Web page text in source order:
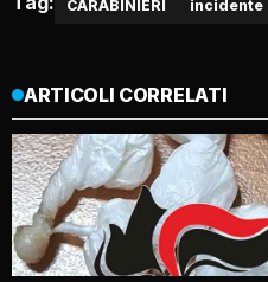
CARABINIERI incidente
ARTICOLI CORRELATI